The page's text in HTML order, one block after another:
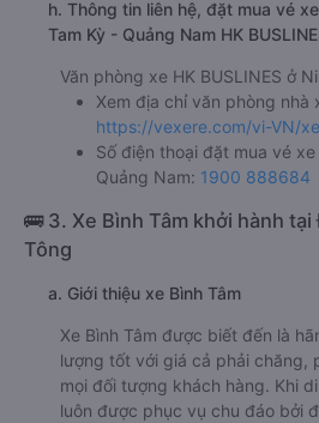
h. Thông tin liên hệ, đặt mua vé
Tam Kỳ - Quảng Nam HK
Văn phòng xe HK BUSLINES ở
Xem địa chỉ văn phòng nhà
https://vexere.com/vi-VN/
Số điện thoại đặt mua vé
Quảng Nam: 1900 888684
🚌 3. Xe Bình Tâm khởi hành
Tông
a. Giới thiệu xe Bình Tâm
Xe Bình Tâm được biết đến là
lượng tốt với giá cả phải chăng,
mọi đối tượng khách hàng. Khi
luôn được phục vụ chu đáo bởi